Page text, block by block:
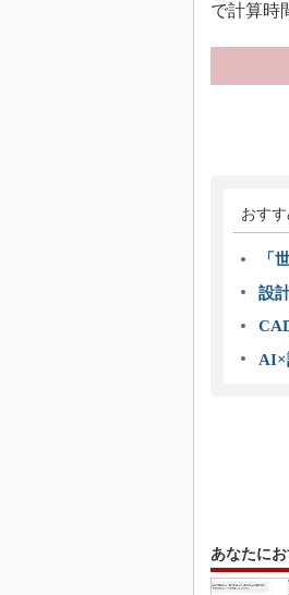
で計算時
おす
「
設
AI×
あなたに